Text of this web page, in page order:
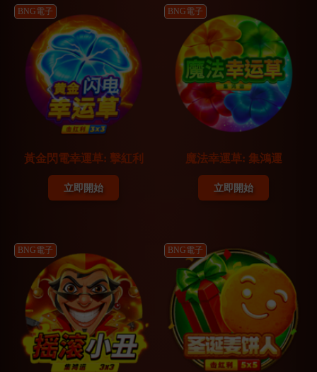
BNG電子
黃金閃電幸運草: 擊紅利
立即開始
BNG電子
魔法幸運草: 集鴻運
立即開始
BNG電子 BNG電子